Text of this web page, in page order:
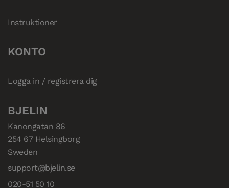
Instruktioner
KONTO
Logga in / registrera dig
BJELIN
Kanongatan 86
254 67 Helsingborg
Sweden
support@bjelin.se
020-51 50 10